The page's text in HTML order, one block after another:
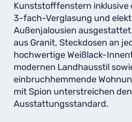
Kunststofffenstern inklusive
3-fach-Verglasung und
Außenjalousien
aus Granit, Steckdosen an
hochwertige Weißlack-
modernen Landhausstil
einbruchhemmende
mit Spion unterstreichen
Ausstattungsstandard.